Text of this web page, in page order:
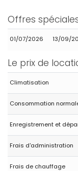
Offres
01/07/2026 13/09/
Le prix de
Climatisation
Consommation
Enregistrement et
Frais d'administration
Frais de chauffage